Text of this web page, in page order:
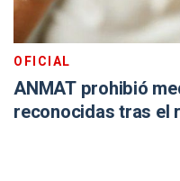
OFICIAL
ANMAT prohibió
reconocidas tras el